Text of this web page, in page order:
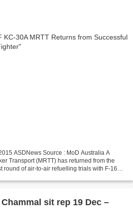
ASDNews Source : MoD Australia A
Transport (MRTT) has returned from the
round of air-to-air refuelling trials with F-16
sit rep 19 Dec –